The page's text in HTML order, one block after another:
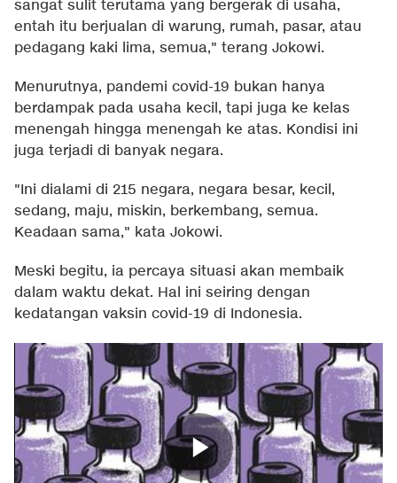
sangat sulit terutama yang bergerak di usaha,
entah itu berjualan di warung, rumah, pasar, atau
pedagang kaki lima, semua," terang Jokowi.
Menurutnya, pandemi covid-19 bukan hanya
berdampak pada usaha kecil, tapi juga ke kelas
menengah hingga menengah ke atas. Kondisi ini
juga terjadi di banyak negara.
"Ini dialami di 215 negara, negara besar, kecil,
sedang, maju, miskin, berkembang, semua.
Keadaan sama," kata Jokowi.
Meski begitu, ia percaya situasi akan membaik
dalam waktu dekat. Hal ini seiring dengan
kedatangan vaksin covid-19 di Indonesia.